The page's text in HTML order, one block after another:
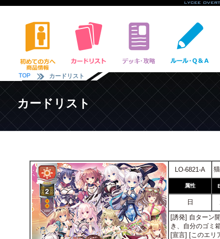
TOP カードリスト
カードリスト
LO-6821-A
属性
日
[誘発] 自ターン
き、自分のゴミ
[宣言] [このエリ